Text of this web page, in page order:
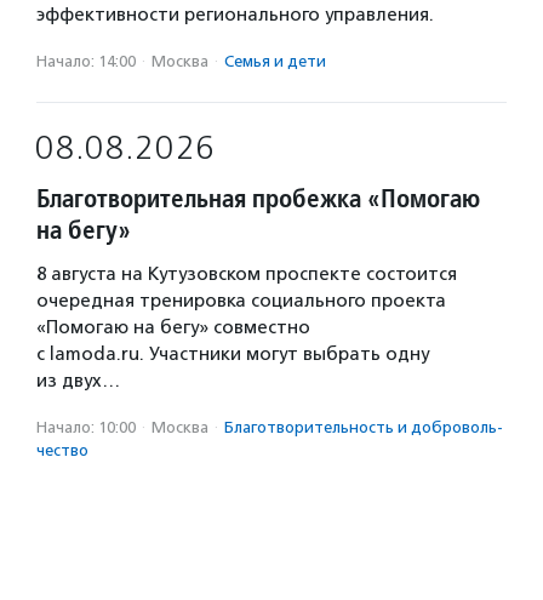
эффективности регионального управления.
Начало: 14:00 · Москва · Семья и дети
08.08.2026
Благотворительная пробежка «Помогаю
на бегу»
8 августа на Кутузовском проспекте состоится
очередная тренировка социального проекта
«Помогаю на бегу» совместно
с lamoda.ru. Участники могут выбрать одну
из двух…
Начало: 10:00 · Москва · Благотвори­тель­ность и доброволь­
чест­во